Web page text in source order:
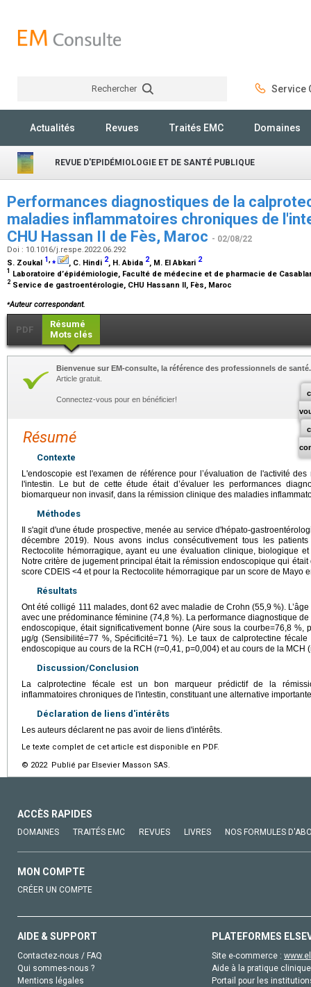
Rechercher Service
Actualités Revues Traités EMC Domaines
REVUE D'EPIDÉMIOLOGIE ET DE SANTÉ PUBLIQUE
Performances diagnostiques de la
maladies inflammatoires chroniques de
CHU Hassan II de Fès, Maroc - 02/08/22
Doi : 10.1016/j.respe.2022.06.292
S. Zoukal 1,⁎ , C. Hindi 2, H. Abida 2, M. El Abkari 2
1 Laboratoire d’épidémiologie, Faculté de médecine et de pharmacie de
2 Service de gastroentérologie, CHU Hassann II, Fès, Maroc
⁎Auteur correspondant.
PDF
Résumé
Mots clés
Bienvenue sur EM-consulte, la référence des professionnels de santé.
Article gratuit.
Connectez-vous pour en bénéficier!
Résumé
Contexte
L'endoscopie est l'examen de référence pour l’évaluation de l'activité
l'intestin. Le but de cette étude était d’évaluer les performances
biomarqueur non invasif, dans la rémission clinique des maladies
Méthodes
Il s'agit d'une étude prospective, menée au service d'hépato-
décembre 2019). Nous avons inclus consécutivement tous les
Rectocolite hémorragique, ayant eu une évaluation clinique, biologique
Notre critère de jugement principal était la rémission endoscopique qui
score CDEIS <4 et pour la Rectocolite hémorragique par un score de Mayo
Résultats
Ont été colligé 111 malades, dont 62 avec maladie de Crohn (55,9 %).
avec une prédominance féminine (74,8 %). La performance diagnostique
endoscopique, était significativement bonne (Aire sous la courbe=76,8 %,
μg/g (Sensibilité=77 %, Spécificité=71 %). Le taux de calprotectine
endoscopique au cours de la RCH (r=0,41, p=0,004) et au cours de la MCH
Discussion/Conclusion
La calprotectine fécale est un bon marqueur prédictif de la
inflammatoires chroniques de l'intestin, constituant une alternative
Déclaration de liens d'intérêts
Les auteurs déclarent ne pas avoir de liens d'intérêts.
Le texte complet de cet article est disponible en PDF.
© 2022 Publié par Elsevier Masson SAS.
ACCÈS RAPIDES
DOMAINES TRAITÉS EMC REVUES LIVRES NOS FORMULES
MON COMPTE
CRÉER UN COMPTE
AIDE & SUPPORT
Contactez-nous / FAQ
Qui sommes-nous ?
Mentions légales
PLATEFORMES
Site e-commerce :
Aide à la pratique
Portail pour les